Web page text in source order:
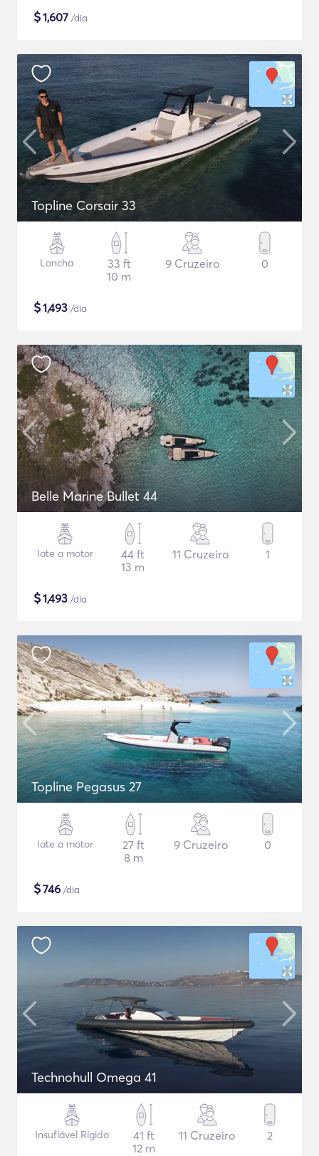
$1,607 /dia
Topline Corsair 33
Lancha
33 ft
10 m
9 Cruzeiro 0
$1,493 /dia
Belle Marine Bullet 44
Iate a motor
44 ft
13 m
11 Cruzeiro 1
$1,493 /dia
Topline Pegasus 27
Iate a motor
27 ft
8 m
9 Cruzeiro 0
$746 /dia
Technohull Omega 41
Insuflável Rígido
41 ft
12 m
11 Cruzeiro 2